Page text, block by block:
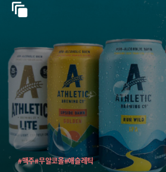
#맥주#무알코올#애슬레틱